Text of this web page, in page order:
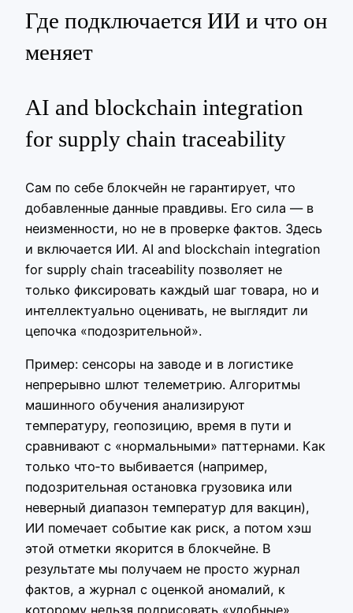
Где подключается ИИ и что он
меняет
AI and blockchain integration
for supply chain traceability
Сам по себе блокчейн не гарантирует, что
добавленные данные правдивы. Его сила — в
неизменности, но не в проверке фактов. Здесь
и включается ИИ. AI and blockchain integration
for supply chain traceability позволяет не
только фиксировать каждый шаг товара, но и
интеллектуально оценивать, не выглядит ли
цепочка «подозрительной».
Пример: сенсоры на заводе и в логистике
непрерывно шлют телеметрию. Алгоритмы
машинного обучения анализируют
температуру, геопозицию, время в пути и
сравнивают с «нормальными» паттернами. Как
только что‑то выбивается (например,
подозрительная остановка грузовика или
неверный диапазон температур для вакцин),
ИИ помечает событие как риск, а потом хэш
этой отметки якорится в блокчейне. В
результате мы получаем не просто журнал
фактов, а журнал с оценкой аномалий, к